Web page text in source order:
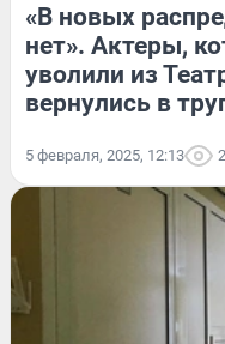
«В новых
нет». Актеры,
уволили из
вернулись в
5 февраля, 2025, 12:13